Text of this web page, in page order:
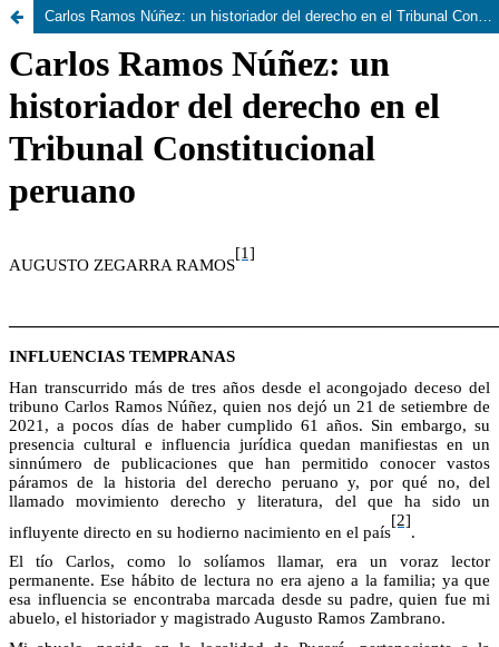
Carlos Ramos Núñez: un historiador del derecho en el Tribunal Constitucional peruano